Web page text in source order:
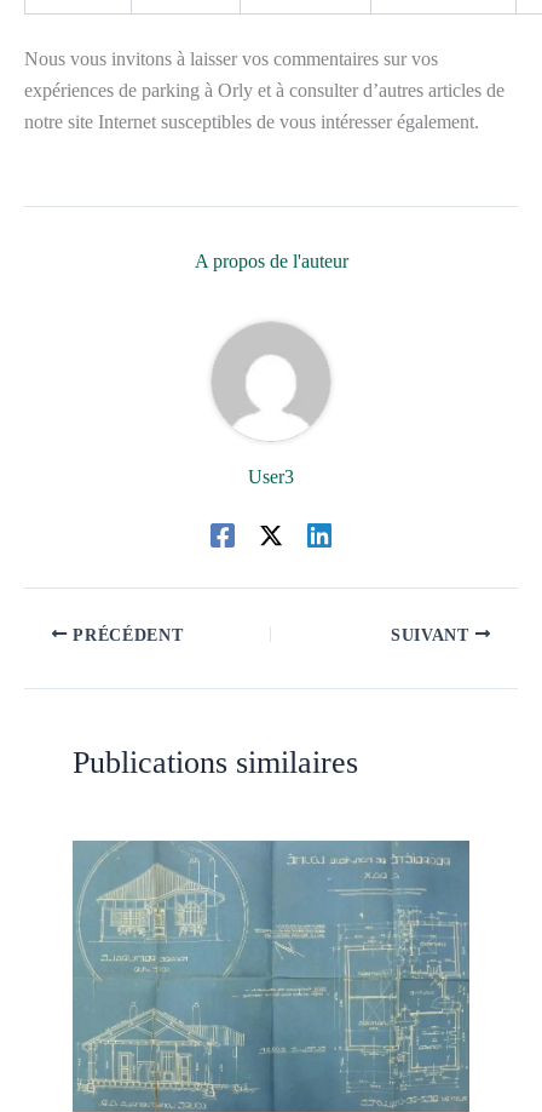
Nous vous invitons à laisser vos commentaires sur vos
expériences de parking à Orly et à consulter d’autres articles de
notre site Internet susceptibles de vous intéresser également.
A propos de l'auteur
User3
PRÉCÉDENT SUIVANT
Publications similaires